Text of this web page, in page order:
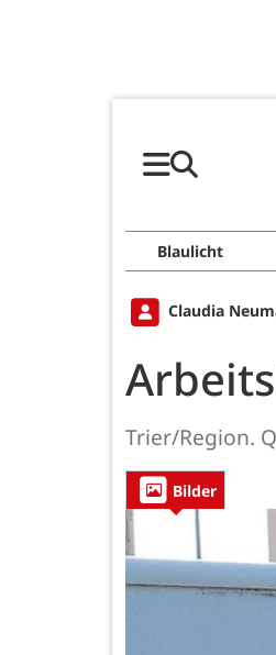
Blaulicht
Claudia
Trier/Region.
Bilder